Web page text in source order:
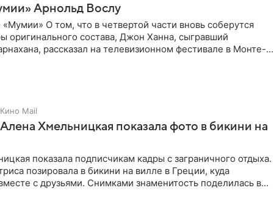
Арнольд Вослу
О том, что в четвертой части вновь соберутся
оригинального состава, Джон Ханна, сыгравший
рассказал на телевизионном фестивале в Монте-
Кино Mail
Хмельницкая показала фото в бикини на
показала подписчикам кадры с заграничного отдыха.
позировала в бикини на вилле в Греции, куда
с друзьями. Снимками знаменитость поделилась в